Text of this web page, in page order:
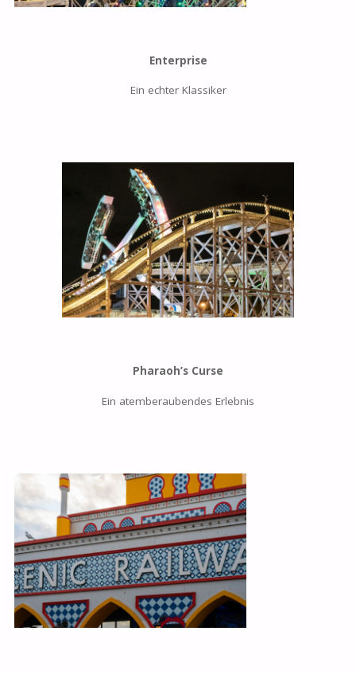
Enterprise
Ein echter Klassiker
Pharaoh’s Curse
Ein atemberaubendes Erlebnis